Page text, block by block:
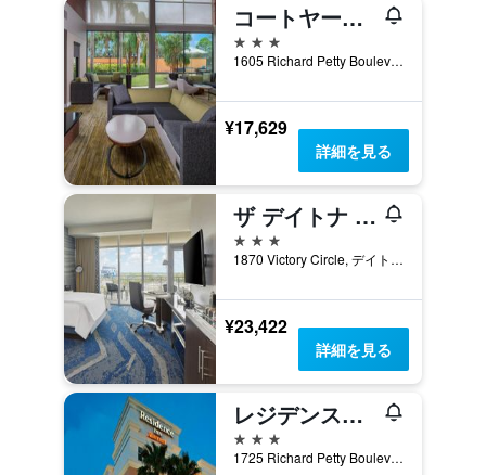
コートヤード・バイ・マリオット デイトナビーチ スピードウェイ / エアポート
3つ星
1605 Richard Petty Boulevard, デイトナ・ビーチ, FL, アメリカ合衆国
¥17,629
詳細を見る
ザ デイトナ オートグラフ コレクション
3つ星
1870 Victory Circle, デイトナ・ビーチ, FL, アメリカ合衆国
¥23,422
詳細を見る
レジデンス・イン・バイ・マリオット・デイトナ・ビーチ・スピードウェイ/エアポート
3つ星
1725 Richard Petty Boulevard, デイトナ・ビーチ, FL, アメリカ合衆国